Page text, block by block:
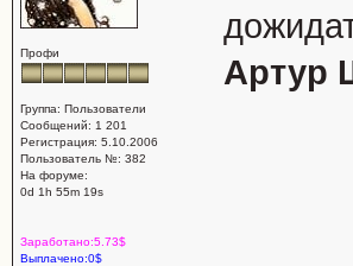
Профи
Группа: Пользователи
Сообщений: 1 201
Регистрация: 5.10.2006
Пользователь №: 382
На форуме:
0d 1h 55m 19s
Заработано:5.73$
Выплачено:0$
Артур